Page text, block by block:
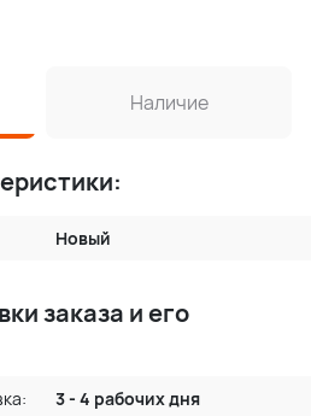
Наличие
Новый
заказа и его
3 - 4 рабочих дня